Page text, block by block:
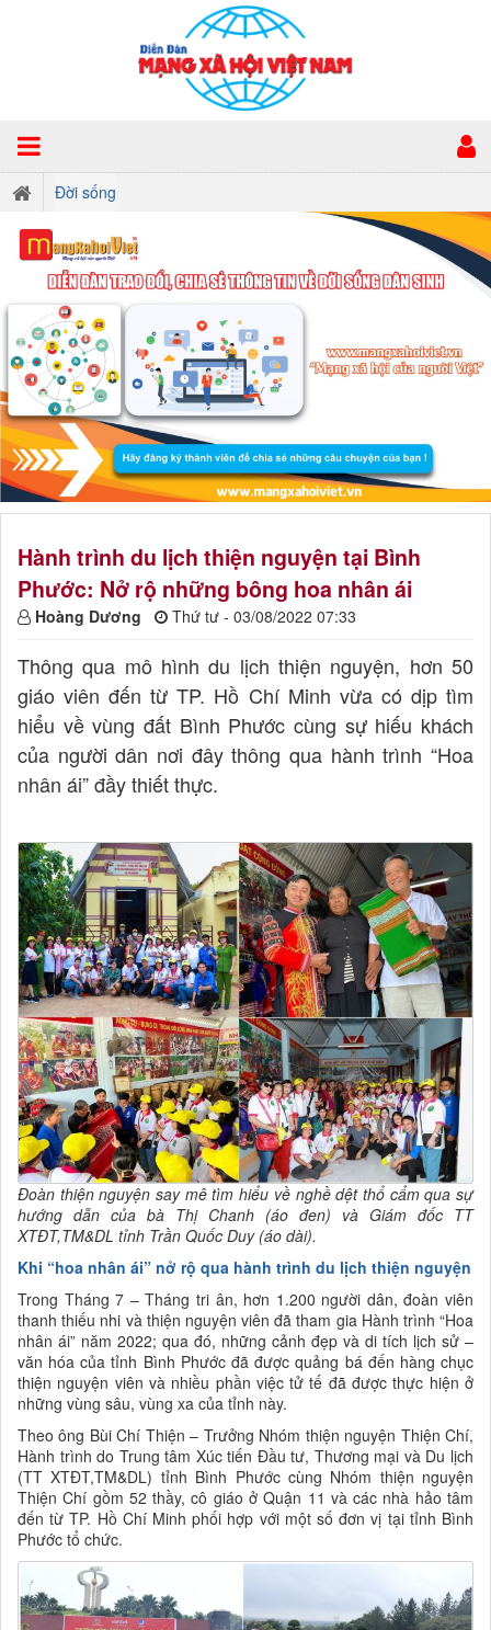
Đời sống
Hành trình du lịch thiện nguyện tại Bình
Phước: Nở rộ những bông hoa nhân ái
Hoàng Dương Thứ tư - 03/08/2022 07:33
Thông qua mô hình du lịch thiện nguyện, hơn 50
giáo viên đến từ TP. Hồ Chí Minh vừa có dịp tìm
hiểu về vùng đất Bình Phước cùng sự hiếu khách
của người dân nơi đây thông qua hành trình “Hoa
nhân ái” đầy thiết thực.
Đoàn thiện nguyện say mê tìm hiểu về nghề dệt thổ cẩm qua sự
hướng dẫn của bà Thị Chanh (áo đen) và Giám đốc TT
XTĐT,TM&DL tỉnh Trần Quốc Duy (áo dài).
Khi “hoa nhân ái” nở rộ qua hành trình du lịch thiện nguyện
Trong Tháng 7 – Tháng tri ân, hơn 1.200 người dân, đoàn viên
thanh thiếu nhi và thiện nguyện viên đã tham gia Hành trình “Hoa
nhân ái” năm 2022; qua đó, những cảnh đẹp và di tích lịch sử –
văn hóa của tỉnh Bình Phước đã được quảng bá đến hàng chục
thiện nguyện viên và nhiều phần việc tử tế đã được thực hiện ở
những vùng sâu, vùng xa của tỉnh này.
Theo ông Bùi Chí Thiện – Trưởng Nhóm thiện nguyện Thiện Chí,
Hành trình do Trung tâm Xúc tiến Đầu tư, Thương mại và Du lịch
(TT XTĐT,TM&DL) tỉnh Bình Phước cùng Nhóm thiện nguyện
Thiện Chí gồm 52 thầy, cô giáo ở Quận 11 và các nhà hảo tâm
đến từ TP. Hồ Chí Minh phối hợp với một số đơn vị tại tỉnh Bình
Phước tổ chức.